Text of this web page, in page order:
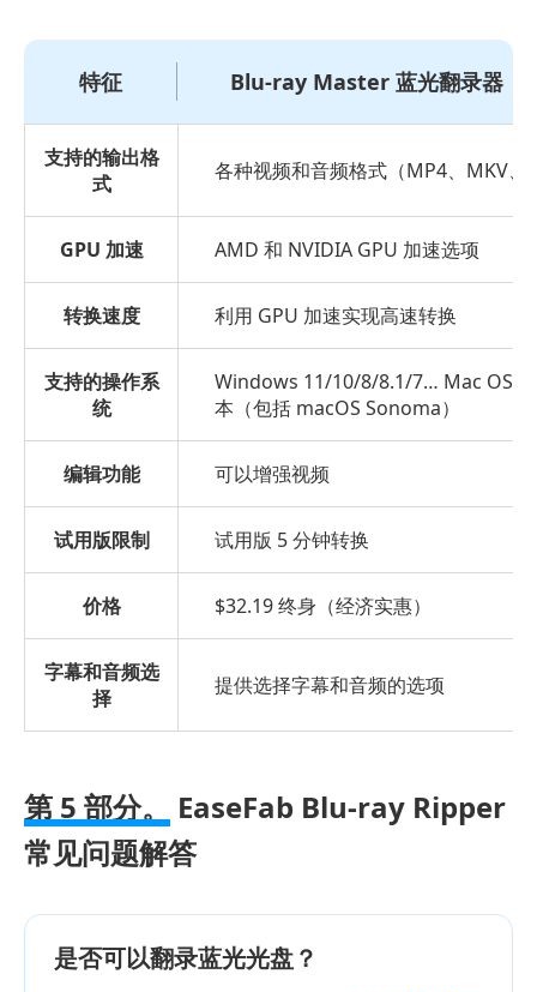
特征 Blu-ray Master 蓝光翻录器
支持的输出格
式
各种视频和音频格式（MP4、MKV、
GPU 加速 AMD 和 NVIDIA GPU 加速选项
转换速度 利用 GPU 加速实现高速转换
支持的操作系
统
Windows 11/10/8/8.1/7… Mac OS X
本（包括 macOS Sonoma）
编辑功能 可以增强视频
试用版限制 试用版 5 分钟转换
价格 $32.19 终身（经济实惠）
字幕和音频选
择
提供选择字幕和音频的选项
第 5 部分。
EaseFab Blu-ray Ripper
常见问题解答
是否可以翻录蓝光光盘？